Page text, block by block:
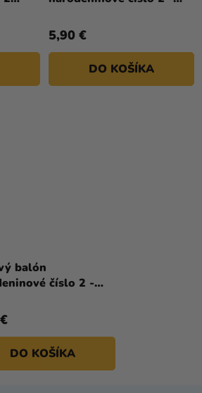
5,90 €
DO KOŠÍKA
balón
číslo 2 -
DO KOŠÍKA